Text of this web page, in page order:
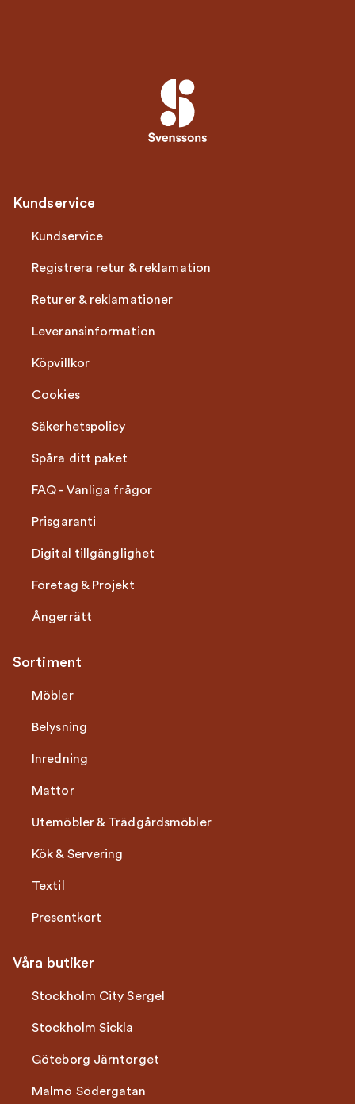
Kundservice
Kundservice
Registrera retur & reklamation
Returer & reklamationer
Leveransinformation
Köpvillkor
Cookies
Säkerhetspolicy
Spåra ditt paket
FAQ - Vanliga frågor
Prisgaranti
Digital tillgänglighet
Företag & Projekt
Ångerrätt
Sortiment
Möbler
Belysning
Inredning
Mattor
Utemöbler & Trädgårdsmöbler
Kök & Servering
Textil
Presentkort
Våra butiker
Stockholm City Sergel
Stockholm Sickla
Göteborg Järntorget
Malmö Södergatan